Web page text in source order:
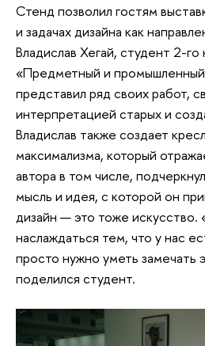
Стенд позволил гостям
и задачах дизайна как
Владислав Хегай, студент 2-го
«Предметный и
представил ряд своих работ,
интерпретацией старых и
Владислав также создает
максимализма, который
автора в том числе,
мысль и идея, с которой он
дизайн — это тоже
наслаждаться тем, что у нас
просто нужно уметь замечать
поделился студент.